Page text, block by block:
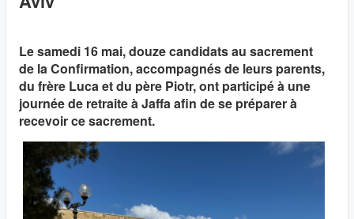
Le samedi 16 mai, douze candidats au sacrement
de la Confirmation, accompagnés de leurs parents,
du frère Luca et du père Piotr, ont participé à une
journée de retraite à Jaffa afin de se préparer à
recevoir ce sacrement.